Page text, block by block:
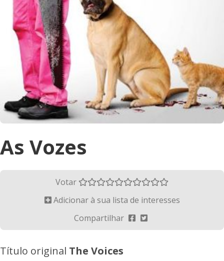
As Vozes
Votar
Adicionar à sua lista de interesses
Compartilhar
Título original The Voices